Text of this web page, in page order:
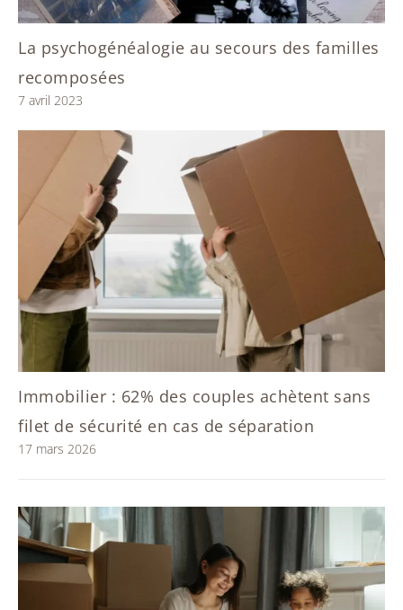
La psychogénéalogie au secours des familles
recomposées
7 avril 2023
Immobilier : 62% des couples achètent sans
filet de sécurité en cas de séparation
17 mars 2026